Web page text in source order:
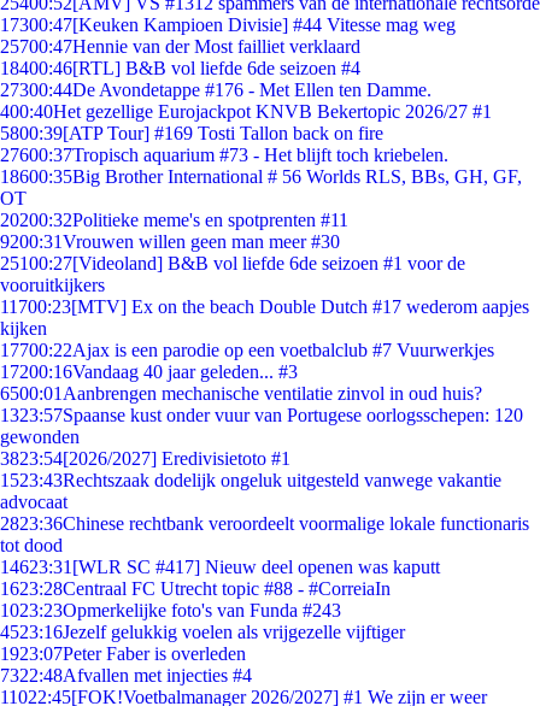
17300:47[Keuken Kampioen Divisie] #44 Vitesse mag weg
25700:47Hennie van der Most failliet verklaard
18400:46[RTL] B&B vol liefde 6de seizoen #4
27300:44De Avondetappe #176 - Met Ellen ten Damme.
400:40Het gezellige Eurojackpot KNVB Bekertopic 2026/27 #1
5800:39[ATP Tour] #169 Tosti Tallon back on fire
27600:37Tropisch aquarium #73 - Het blijft toch kriebelen.
18600:35Big Brother International # 56 Worlds RLS, BBs, GH, GF,
OT
20200:32Politieke meme's en spotprenten #11
9200:31Vrouwen willen geen man meer #30
25100:27[Videoland] B&B vol liefde 6de seizoen #1 voor de
vooruitkijkers
11700:23[MTV] Ex on the beach Double Dutch #17 wederom aapjes
kijken
17700:22Ajax is een parodie op een voetbalclub #7 Vuurwerkjes
17200:16Vandaag 40 jaar geleden... #3
6500:01 Aanbrengen mechanische ventilatie zinvol in oud huis?
1323:57Spaanse kust onder vuur van Portugese oorlogsschepen: 120
gewonden
3823:54[2026/2027] Eredivisietoto #1
1523:43Rechtszaak dodelijk ongeluk uitgesteld vanwege vakantie
advocaat
2823:36Chinese rechtbank veroordeelt voormalige lokale functionaris
tot dood
14623:31 [WLR SC #417] Nieuw deel openen was kaputt
1623:28Centraal FC Utrecht topic #88 - #CorreiaIn
1023:23Opmerkelijke foto's van Funda #243
4523:16Jezelf gelukkig voelen als vrijgezelle vijftiger
1923:07Peter Faber is overleden
7322:48Afvallen met injecties #4
11022:45[FOK!Voetbalmanager 2026/2027] #1 We zijn er weer